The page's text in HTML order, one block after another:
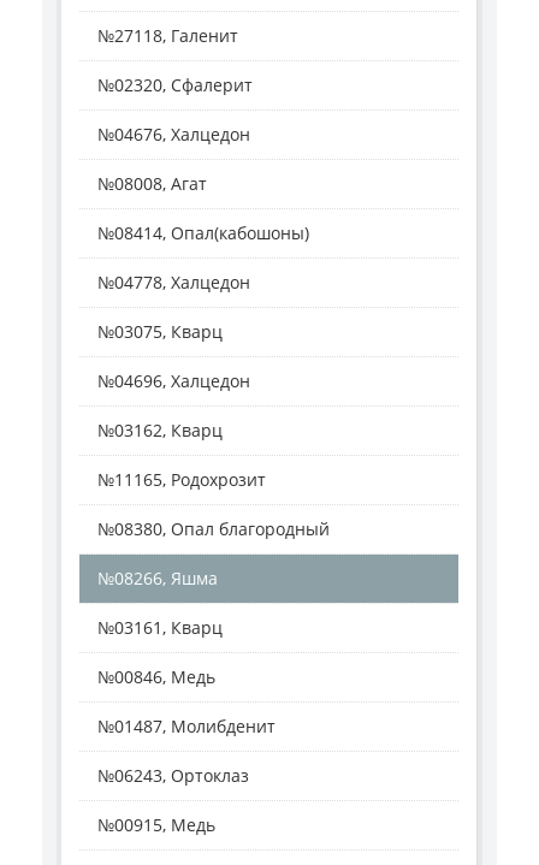
№27118, Галенит
№02320, Сфалерит
№04676, Халцедон
№08008, Агат
№08414, Опал(кабошоны)
№04778, Халцедон
№03075, Кварц
№04696, Халцедон
№03162, Кварц
№11165, Родохрозит
№08380, Опал благородный
№08266, Яшма
№03161, Кварц
№00846, Медь
№01487, Молибденит
№06243, Ортоклаз
№00915, Медь